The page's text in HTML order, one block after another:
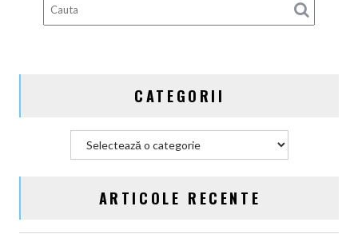
10
global
prima
CATEGORII
ARTICOLE RECENTE